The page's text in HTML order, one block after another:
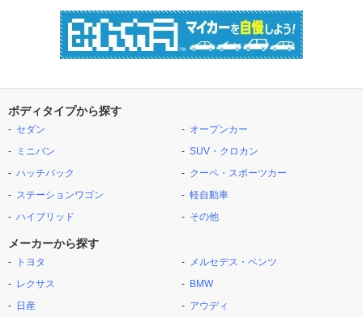
ボディタイプから探す
セダン
ミニバン
ハッチバック
ステーションワゴン
ハイブリッド
オープンカー
SUV・クロカン
クーペ・スポーツカー
軽自動車
その他
メーカーから探す
トヨタ
レクサス
日産
メルセデス・ベンツ
BMW
アウディ